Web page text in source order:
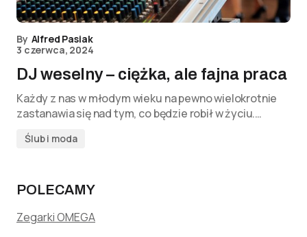
By Alfred Pasiak
3 czerwca, 2024
DJ weselny – ciężka, ale fajna praca
Każdy z nas w młodym wieku na pewno wielokrotnie
zastanawia się nad tym, co będzie robił w życiu.…
Ślub i moda
POLECAMY
Zegarki OMEGA